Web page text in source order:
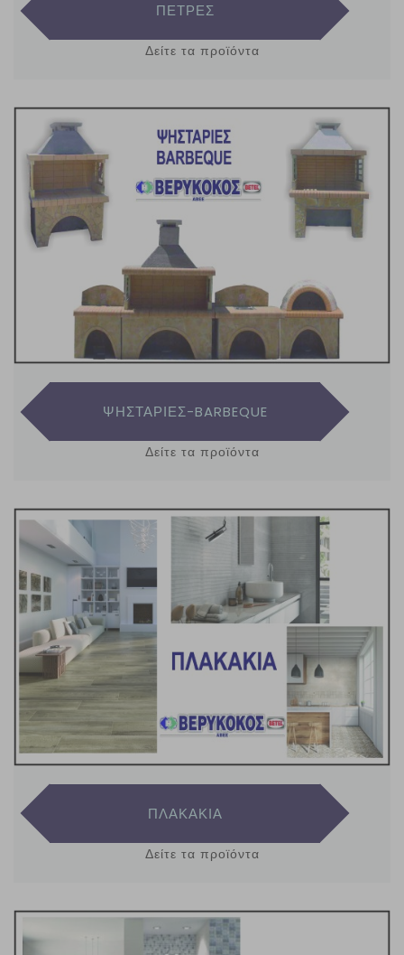
ΠΕΤΡΕΣ
Δείτε τα προϊόντα
ΨΗΣΤΑΡΙΕΣ-BARBEQUE
Δείτε τα προϊόντα
ΠΛΑΚΑΚΙΑ
Δείτε τα προϊόντα